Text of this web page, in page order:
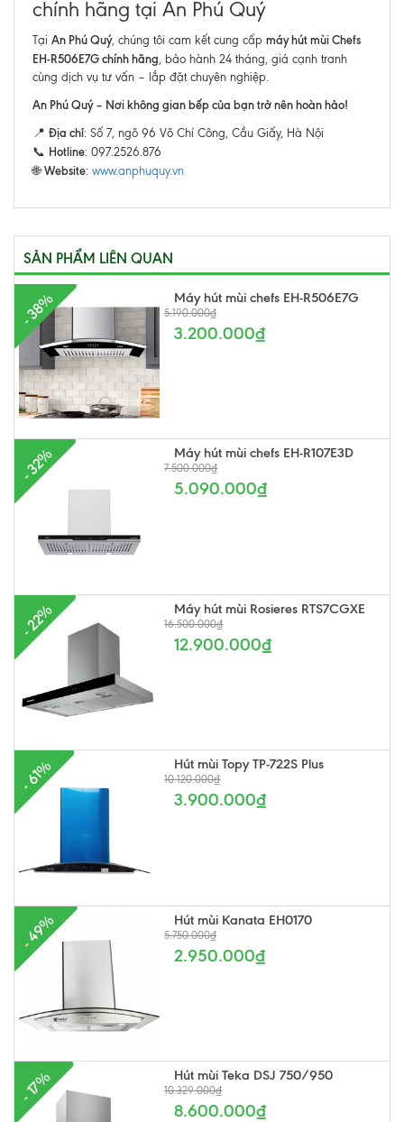
chính hãng tại An Phú Quý
Tại An Phú Quý, chúng tôi cam kết cung cấp máy hút mùi Chefs
EH-R506E7G chính hãng, bảo hành 24 tháng, giá cạnh tranh
cùng dịch vụ tư vấn – lắp đặt chuyên nghiệp.
An Phú Quý – Nơi không gian bếp của bạn trở nên hoàn hảo!
📍 Địa chỉ: Số 7, ngõ 96 Võ Chí Công, Cầu Giấy, Hà Nội
📞 Hotline: 097.2526.876
🌐 Website: www.anphuquy.vn
SẢN PHẨM LIÊN QUAN
- 38% Máy hút mùi chefs EH-R506E7G
5.190.000₫
3.200.000₫
- 32% Máy hút mùi chefs EH-R107E3D
7.500.000₫
5.090.000₫
- 22% Máy hút mùi Rosieres RTS7CGXE
16.500.000₫
12.900.000₫
- 61% Hút mùi Topy TP-722S Plus
10.120.000₫
3.900.000₫
- 49% Hút mùi Kanata EH0170
5.750.000₫
2.950.000₫
- 17% Hút mùi Teka DSJ 750/950
10.329.000₫
8.600.000₫